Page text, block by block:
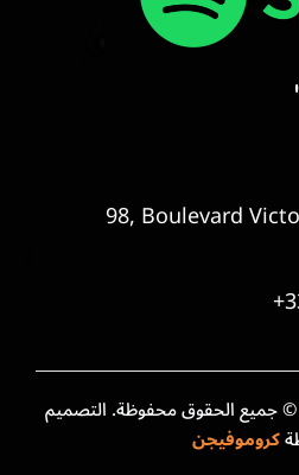
98, Boulevard
حقوق الطبع والنشر 2025 © جميع الحقوق محفوظة. التصميم
كروموفيجن